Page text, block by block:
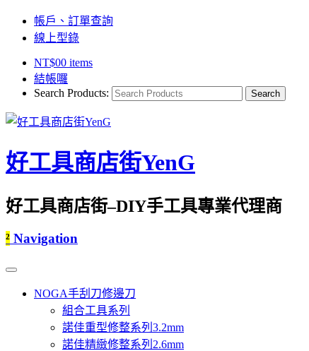
帳戶、訂單查詢
線上型錄
NT$00 items
結帳囉
Search Products:
好工具商店街YenG
好工具商店街–DIY手工具專業代理商
² Navigation
NOGA手刮刀修邊刀
組合工具系列
諾佳重型修整系列3.2mm
諾佳精緻修整系列2.6mm